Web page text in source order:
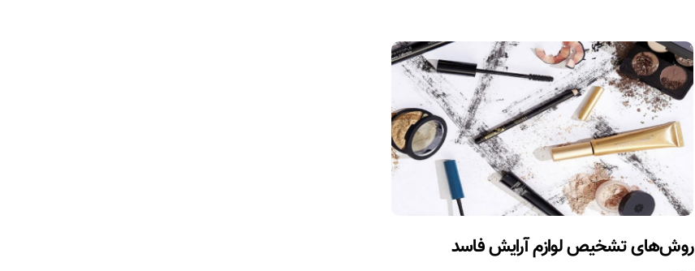
روش‌های تشخیص لوازم آرایش فاسد